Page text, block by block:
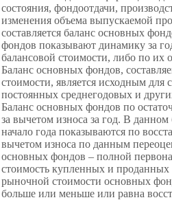
состояния, фондоотдачи,
изменения объема выпускаемой
составляется баланс основных
фондов показывают динамику за
балансовой стоимости, либо по их
Баланс основных фондов,
стоимости, является исходным для
постоянных среднегодовых и
Баланс основных фондов по
за вычетом износа за год. В
начало года показываются по
вычетом износа по данным
основных фондов – полной
стоимость купленных и
рыночной стоимости основных
больше или меньше или равна